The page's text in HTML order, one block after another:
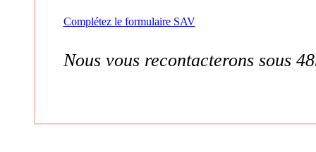
Complétez le formulaire SAV
Nous vous recontacterons sous